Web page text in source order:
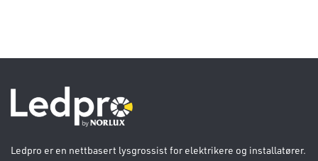
Ledpro er en nettbasert lysgrossist for elektrikere og installatører.